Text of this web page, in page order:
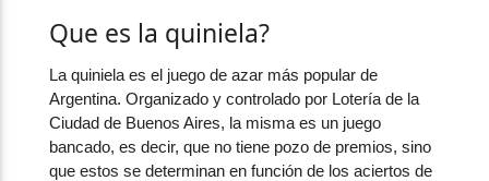
Que es la quiniela?
La quiniela es el juego de azar más popular de
Argentina. Organizado y controlado por Lotería de la
Ciudad de Buenos Aires, la misma es un juego
bancado, es decir, que no tiene pozo de premios, sino
que estos se determinan en función de los aciertos de